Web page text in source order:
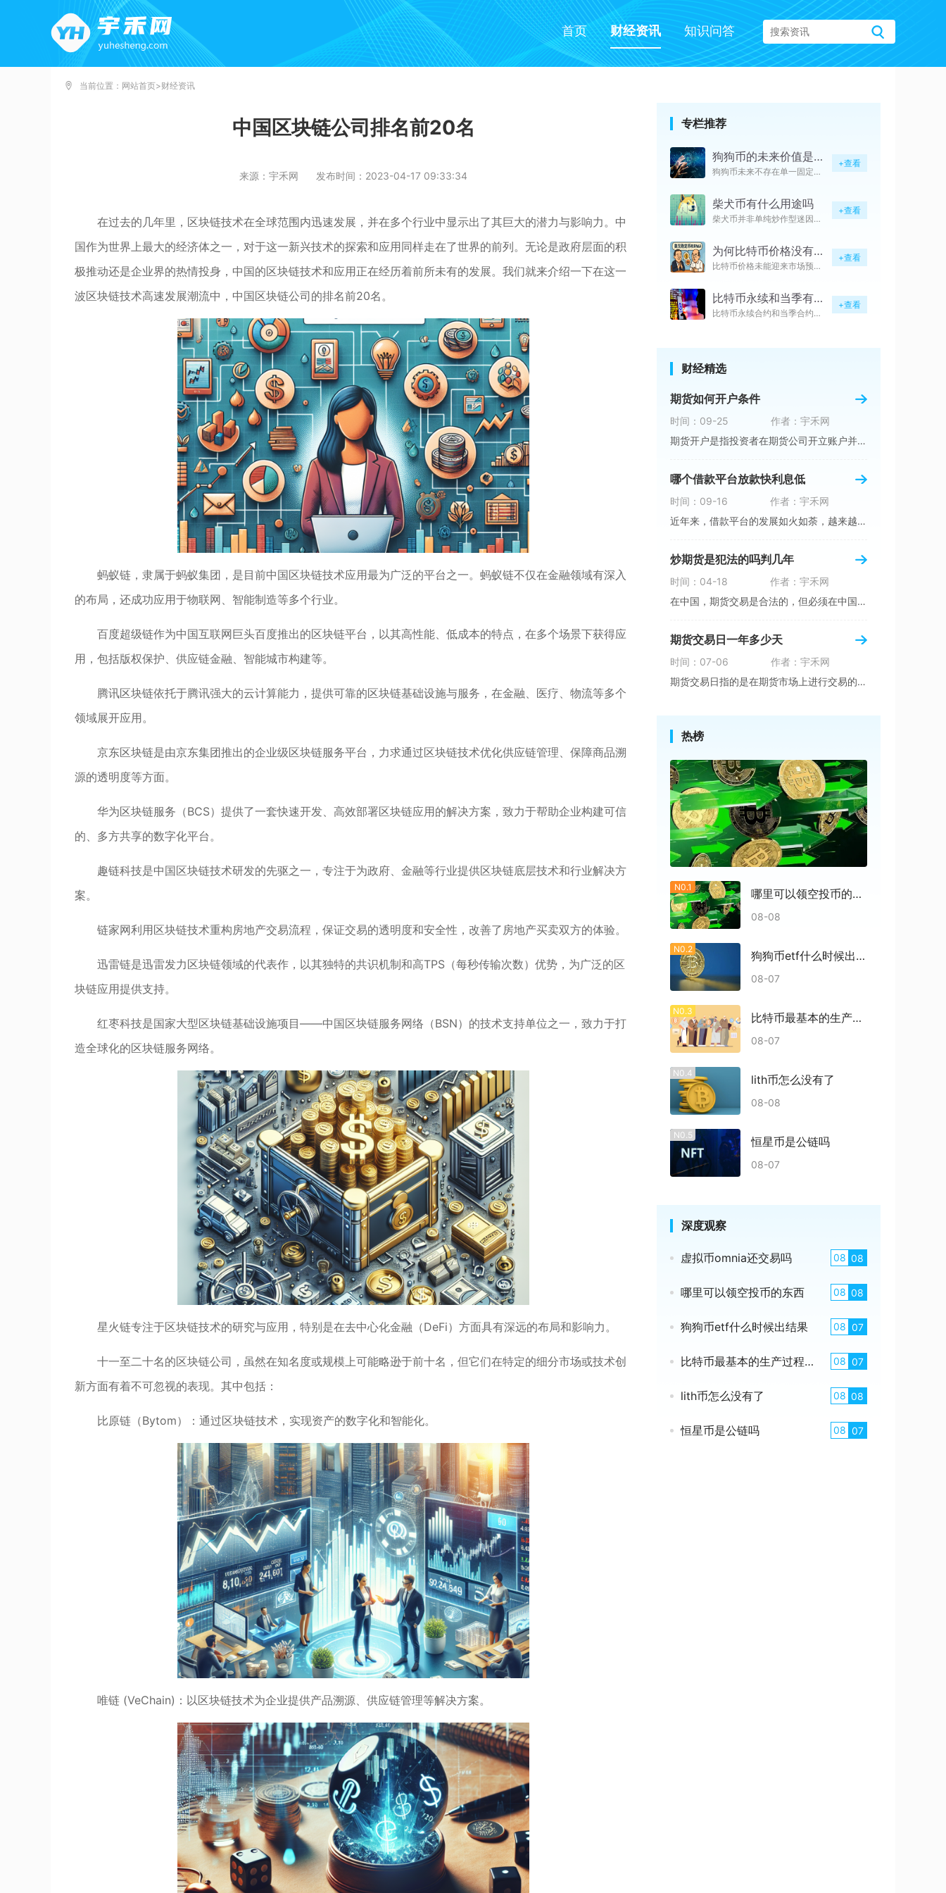
首页 财经资讯 知识问答
当前位置： 网站首页>财经资讯
中国区块链公司排名前20名
来源：宇禾网 发布时间：2023-04-17 09:33:34
在过去的几年里，区块链技术在全球范围内迅速发展，并在多个行业中显示出了其巨大的潜力与影响力。中
国作为世界上最大的经济体之一，对于这一新兴技术的探索和应用同样走在了世界的前列。无论是政府层面的积
极推动还是企业界的热情投身，中国的区块链技术和应用正在经历着前所未有的发展。我们就来介绍一下在这一
波区块链技术高速发展潮流中，中国区块链公司的排名前20名。
蚂蚁链，隶属于蚂蚁集团，是目前中国区块链技术应用最为广泛的平台之一。蚂蚁链不仅在金融领域有深入
的布局，还成功应用于物联网、智能制造等多个行业。
百度超级链作为中国互联网巨头百度推出的区块链平台，以其高性能、低成本的特点，在多个场景下获得应
用，包括版权保护、供应链金融、智能城市构建等。
腾讯区块链依托于腾讯强大的云计算能力，提供可靠的区块链基础设施与服务，在金融、医疗、物流等多个
领域展开应用。
京东区块链是由京东集团推出的企业级区块链服务平台，力求通过区块链技术优化供应链管理、保障商品溯
源的透明度等方面。
华为区块链服务（BCS）提供了一套快速开发、高效部署区块链应用的解决方案，致力于帮助企业构建可信
的、多方共享的数字化平台。
趣链科技是中国区块链技术研发的先驱之一，专注于为政府、金融等行业提供区块链底层技术和行业解决方
案。
链家网利用区块链技术重构房地产交易流程，保证交易的透明度和安全性，改善了房地产买卖双方的体验。
迅雷链是迅雷发力区块链领域的代表作，以其独特的共识机制和高TPS（每秒传输次数）优势，为广泛的区
块链应用提供支持。
红枣科技是国家大型区块链基础设施项目——中国区块链服务网络（BSN）的技术支持单位之一，致力于打
造全球化的区块链服务网络。
星火链专注于区块链技术的研究与应用，特别是在去中心化金融（DeFi）方面具有深远的布局和影响力。
十一至二十名的区块链公司，虽然在知名度或规模上可能略逊于前十名，但它们在特定的细分市场或技术创
新方面有着不可忽视的表现。其中包括：
比原链（Bytom）：通过区块链技术，实现资产的数字化和智能化。
唯链 (VeChain)：以区块链技术为企业提供产品溯源、供应链管理等解决方案。
专栏推荐
狗狗币的未来价值是什么
狗狗币未来不存在单一固定价值锚
+查看
柴犬币有什么用途吗
柴犬币并非单纯炒作型迷因代币，
+查看
为何比特币价格没有暴涨
比特币价格未能迎来市场预期中的
+查看
比特币永续和当季有关系吗
比特币永续合约和当季合约具备极
+查看
财经精选
期货如何开户条件
时间：09-25
作者：宇禾网
期货开户是指投资者在期货公司开立账户并申请交
哪个借款平台放款快利息低
时间：09-16
作者：宇禾网
近年来，借款平台的发展如火如荼，越来越多的人
炒期货是犯法的吗判几年
时间：04-18
作者：宇禾网
在中国，期货交易是合法的，但必须在中国证监会
期货交易日一年多少天
时间：07-06
作者：宇禾网
期货交易日指的是在期货市场上进行交易的工作日
热榜
N0.1 哪里可以领空投币的东西
08-08
N0.2 狗狗币etf什么时候出结果
08-07
N0.3 比特币最基本的生产过程是什么
08-07
N0.4 lith币怎么没有了
08-08
N0.5 恒星币是公链吗
08-07
深度观察
虚拟币omnia还交易吗 08 08
哪里可以领空投币的东西 08 08
狗狗币etf什么时候出结果 08 07
比特币最基本的生产过程是什么 08 07
lith币怎么没有了 08 08
恒星币是公链吗 08 07